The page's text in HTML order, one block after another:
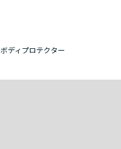
ボディプロテクター